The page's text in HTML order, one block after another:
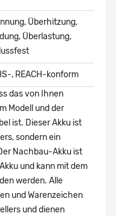
Überhitzung,
Überlastung,
, REACH-konform
das von Ihnen
Modell und der
ist. Dieser Akku ist
sondern ein
Nachbau-Akku ist
und kann mit dem
werden. Alle
und Warenzeichen
und dienen